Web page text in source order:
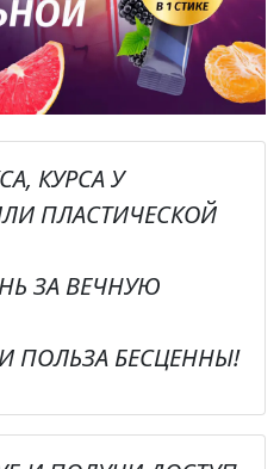
КУРСА У
ПЛАСТИЧЕСКОЙ
ЗА ВЕЧНУЮ
ПОЛЬЗА БЕСЦЕННЫ!